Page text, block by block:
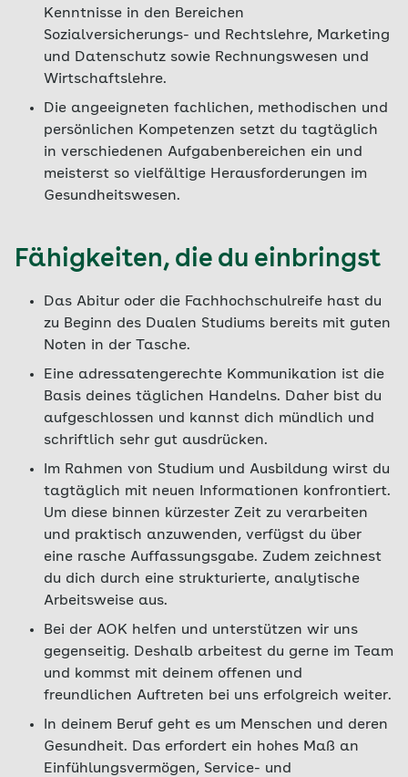
Kenntnisse in den Bereichen
Sozialversicherungs- und Rechtslehre, Marketing
und Datenschutz sowie Rechnungswesen und
Wirtschaftslehre.
Die angeeigneten fachlichen, methodischen und
persönlichen Kompetenzen setzt du tagtäglich
in verschiedenen Aufgabenbereichen ein und
meisterst so vielfältige Herausforderungen im
Gesundheitswesen.
Fähigkeiten, die du einbringst
Das Abitur oder die Fachhochschulreife hast du
zu Beginn des Dualen Studiums bereits mit guten
Noten in der Tasche.
Eine adressatengerechte Kommunikation ist die
Basis deines täglichen Handelns. Daher bist du
aufgeschlossen und kannst dich mündlich und
schriftlich sehr gut ausdrücken.
Im Rahmen von Studium und Ausbildung wirst du
tagtäglich mit neuen Informationen konfrontiert.
Um diese binnen kürzester Zeit zu verarbeiten
und praktisch anzuwenden, verfügst du über
eine rasche Auffassungsgabe. Zudem zeichnest
du dich durch eine strukturierte, analytische
Arbeitsweise aus.
Bei der AOK helfen und unterstützen wir uns
gegenseitig. Deshalb arbeitest du gerne im Team
und kommst mit deinem offenen und
freundlichen Auftreten bei uns erfolgreich weiter.
In deinem Beruf geht es um Menschen und deren
Gesundheit. Das erfordert ein hohes Maß an
Einfühlungsvermögen, Service- und